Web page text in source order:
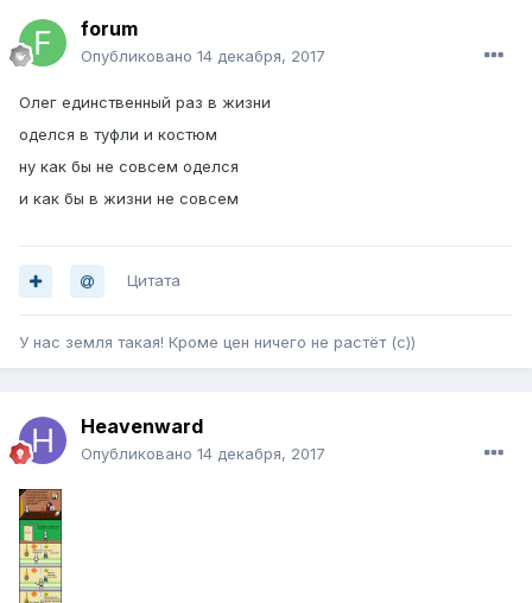
forum
Опубликовано 14 декабря, 2017
Олег единственный раз в жизни
оделся в туфли и костюм
ну как бы не совсем оделся
и как бы в жизни не совсем
Цитата
У нас земля такая! Кроме цен ничего не растёт (с))
Heavenward
Опубликовано 14 декабря, 2017